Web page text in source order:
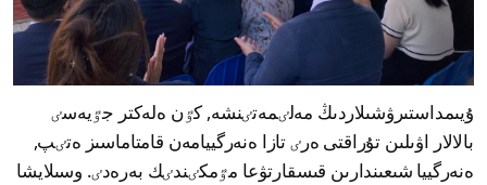
ۇيىمداستىرۋشىلاردىڭ مەلٸمەتٸنشە, كٷن ەلەكتر جٷيەسٸ
بالالار اۋىلىن تۇراقتى ەرٸ تازا ەنەرگييامەن قامتاماسىز ەتٸپ,
ەنەرگييا شىعىندارىن قىسقارتۋعا مٷمكٸندٸك بەرەدٸ. وسىلايشا